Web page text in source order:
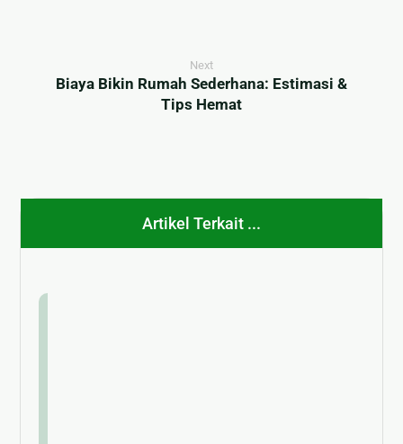
Next
Biaya Bikin Rumah Sederhana: Estimasi &
Tips Hemat
Artikel Terkait ...